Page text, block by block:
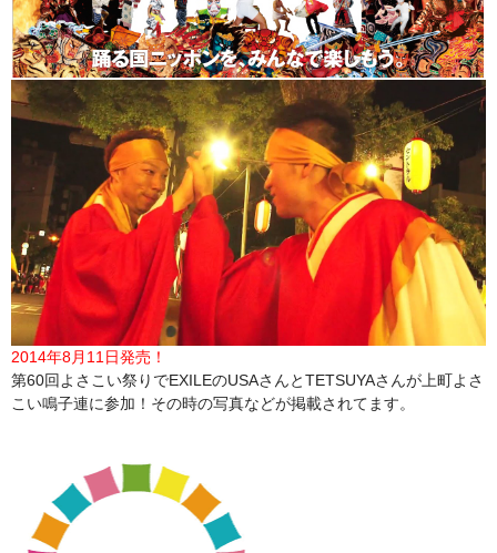
2014年8月11日発売！
第60回よさこい祭りでEXILEのUSAさんとTETSUYAさんが上町よさ
こい鳴子連に参加！その時の写真などが掲載されてます。